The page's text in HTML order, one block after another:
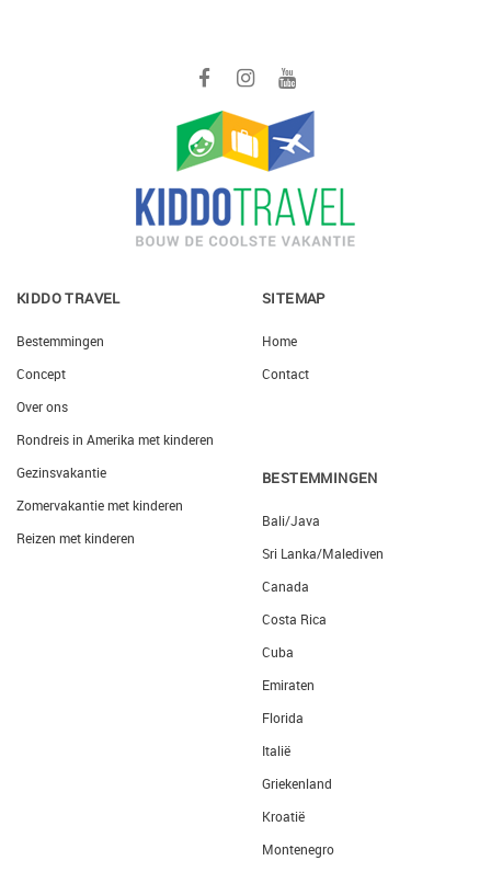
KIDDO TRAVEL
Bestemmingen
Concept
Over ons
Rondreis in Amerika met kinderen
Gezinsvakantie
Zomervakantie met kinderen
Reizen met kinderen
SITEMAP
Home
Contact
BESTEMMINGEN
Bali/Java
Sri Lanka/Malediven
Canada
Costa Rica
Cuba
Emiraten
Florida
Italië
Griekenland
Kroatië
Montenegro